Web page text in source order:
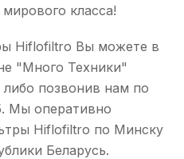
класса!
Hiflofiltro Вы можете в
"Много Техники"
позвонив нам по
Мы оперативно
Hiflofiltro по Минску
Беларусь.